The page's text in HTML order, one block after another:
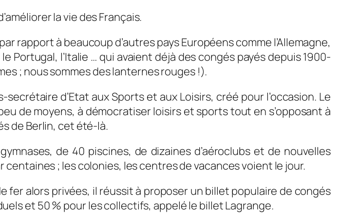
la vie des Français.
rapport à beaucoup d’autres pays Européens comme l’Allemagne,
Portugal, l’Italie … qui avaient déjà des congés payés depuis 1900-
; nous sommes des lanternes rouges !).
d’Etat aux Sports et aux Loisirs, créé pour l’occasion. Le
de moyens, à démocratiser loisirs et sports tout en s’opposant à
de Berlin, cet été-là.
de 40 piscines, de dizaines d’aéroclubs et de nouvelles
; les colonies, les centres de vacances voient le jour.
fer alors privées, il réussit à proposer un billet populaire de congés
et 50 % pour les collectifs, appelé le billet Lagrange.